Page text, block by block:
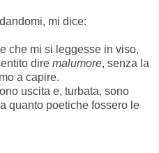
mi dice:
che mi si leggesse in viso,
dire malumore, senza la
a capire.
uscita e, turbata, sono
quanto poetiche fossero le